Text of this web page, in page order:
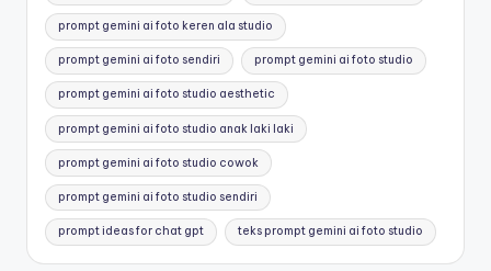
prompt gemini ai foto keren ala studio
prompt gemini ai foto sendiri prompt gemini ai foto studio
prompt gemini ai foto studio aesthetic
prompt gemini ai foto studio anak laki laki
prompt gemini ai foto studio cowok
prompt gemini ai foto studio sendiri
prompt ideas for chat gpt teks prompt gemini ai foto studio